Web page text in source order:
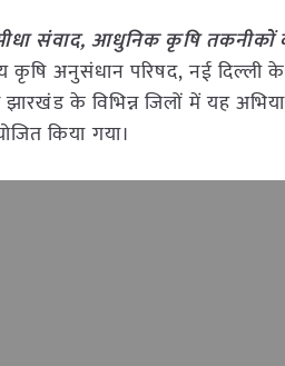
संवाद, आधुनिक कृषि
कृषि अनुसंधान परिषद, नई दिल्ली
के विभिन्न जिलों में यह
किया गया।